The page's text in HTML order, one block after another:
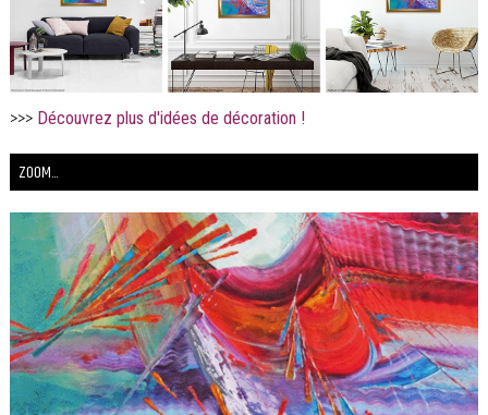
>>> Découvrez plus d'idées de décoration !
ZOOM...